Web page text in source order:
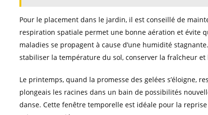
Pour le placement dans le jardin, il est conseillé de
respiration spatiale permet une bonne aération et évite
maladies se propagent à cause d’une humidité
stabiliser la température du sol, conserver la fraîcheur
Le printemps, quand la promesse des gelées s’éloigne,
plongeais les racines dans un bain de possibilités
danse. Cette fenêtre temporelle est idéale pour la